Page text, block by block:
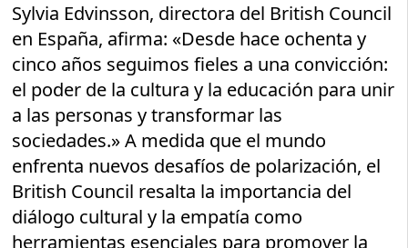
Sylvia Edvinsson, directora del British Council
en España, afirma: «Desde hace ochenta y
cinco años seguimos fieles a una convicción:
el poder de la cultura y la educación para unir
a las personas y transformar las
sociedades.» A medida que el mundo
enfrenta nuevos desafíos de polarización, el
British Council resalta la importancia del
diálogo cultural y la empatía como
herramientas esenciales para promover la